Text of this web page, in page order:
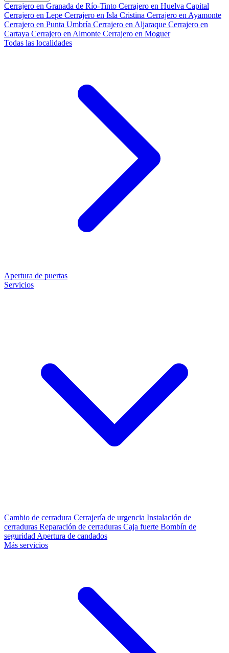
Cerrajero en Granada de Río-Tinto Cerrajero en Huelva Capital
Cerrajero en Lepe Cerrajero en Isla Cristina Cerrajero en Ayamonte
Cerrajero en Punta Umbría Cerrajero en Aljaraque Cerrajero en
Cartaya Cerrajero en Almonte Cerrajero en Moguer
Todas las localidades
Apertura de puertas
Servicios
Cambio de cerradura Cerrajería de urgencia Instalación de
cerraduras Reparación de cerraduras Caja fuerte Bombín de
seguridad Apertura de candados
Más servicios